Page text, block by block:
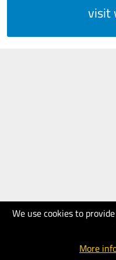
We use cookies to
More
visit